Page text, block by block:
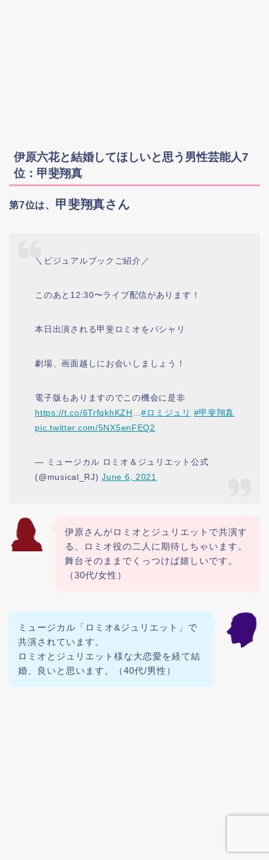
伊原六花と結婚してほしいと思う男性芸能人7
位：甲斐翔真
第7位は、 甲斐翔真さん
＼ビジュアルブックご紹介／
このあと12:30〜ライブ配信があります！
本日出演される甲斐ロミオをパシャリ
劇場、画面越しにお会いしましょう！
電子版もありますのでこの機会に是非
https://t.co/6TrfqkhKZH …#ロミジュリ #甲斐翔真
pic.twitter.com/5NX5enFEQ2
— ミュージカル ロミオ＆ジュリエット公式
(@musical_RJ)June 6, 2021
伊原さんがロミオとジュリエットで共演す
る、ロミオ役の二人に期待しちゃいます。
舞台そのままでくっつけば嬉しいです。
（30代/女性）
ミュージカル「ロミオ&ジュリエット」で
共演されています。
ロミオとジュリエット様な大恋愛を経て結
婚、良いと思います。（40代/男性）